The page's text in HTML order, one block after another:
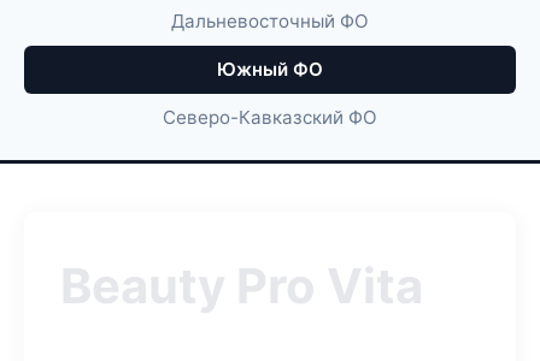
Дальневосточный ФО
Южный ФО
Северо-Кавказский ФО
Beauty Pro Vita